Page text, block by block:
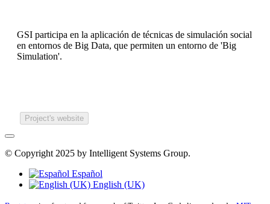
GSI participa en la aplicación de técnicas de simulación social
en entornos de Big Data, que permiten un entorno de 'Big
Simulation'.
Project's website
© Copyright 2025 by Intelligent Systems Group.
Español
English (UK)